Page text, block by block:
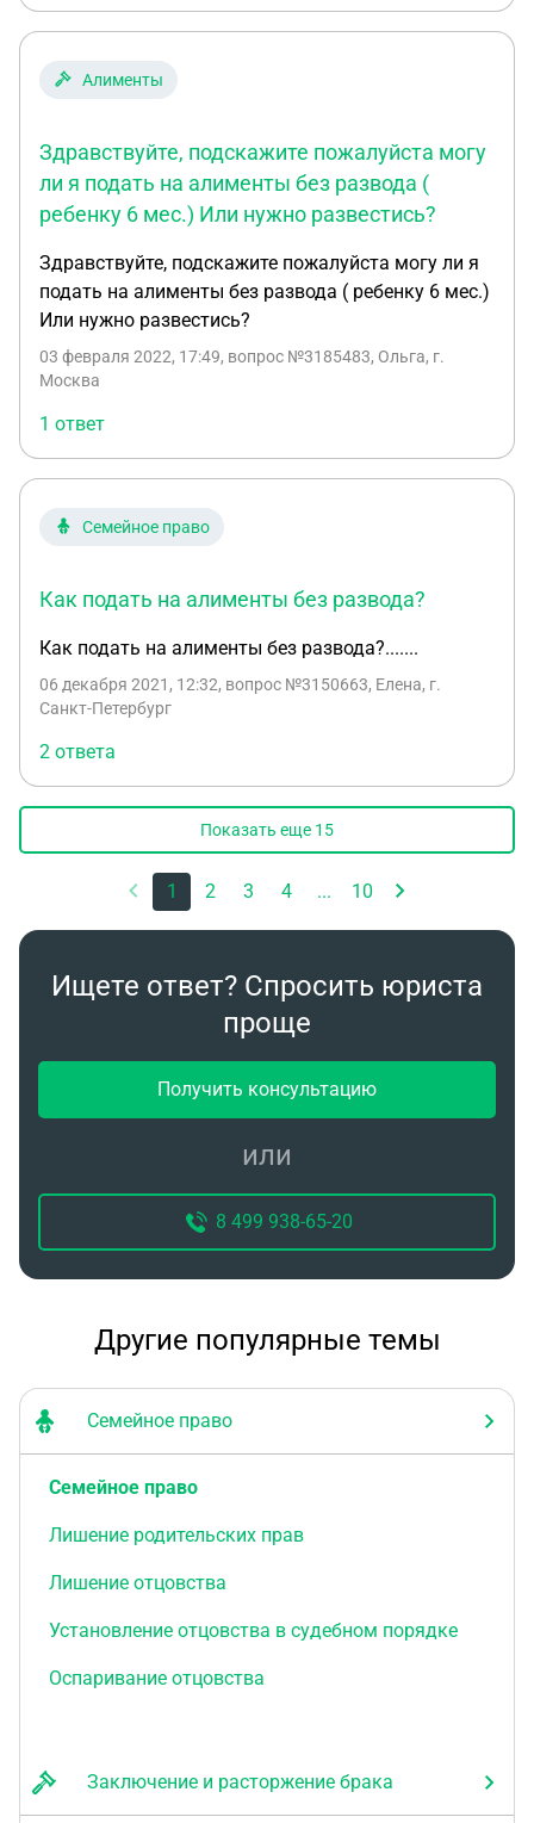
кредитные обезательстав перед банком на
которые уходит львиная часть моей заработной
платы , если она подаст на алименты я не смогу
доход. Если все таки мне назначат алименты и у
меня упадёт доход могу ли я подать на
кредитные каникулы в связи падения дохода.
Алименты
Здравствуйте, подскажите пожалуйста могу
ли я подать на алименты без развода (
ребенку 6 мес.) Или нужно развестись?
Здравствуйте, подскажите пожалуйста могу ли я
подать на алименты без развода ( ребенку 6 мес.)
Или нужно развестись?
03 февраля 2022, 17:49, вопрос №3185483, Ольга, г.
Москва
1 ответ
Семейное право
Как подать на алименты без развода?
Как подать на алименты без развода?.......
06 декабря 2021, 12:32, вопрос №3150663, Елена, г.
Санкт-Петербург
2 ответа
Показать еще 15
1 2 3 4 ... 10
Ищете ответ? Спросить юриста
проще
Получить консультацию
или
8 499 938-65-20
Другие популярные темы
Семейное право
Семейное право
Лишение родительских прав
Лишение отцовства
Установление отцовства в судебном порядке
Оспаривание отцовства
Заключение и расторжение брака